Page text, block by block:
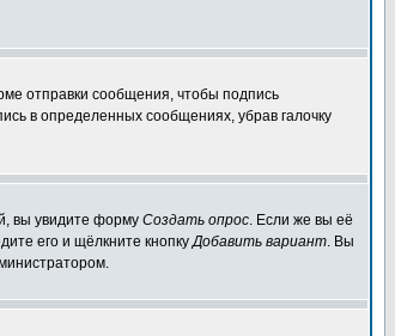
отправки сообщения, чтобы подпись
в определенных сообщениях, убрав галочку
вы увидите форму Создать опрос. Если же вы её
его и щёлкните кнопкуДобавить вариант. Вы